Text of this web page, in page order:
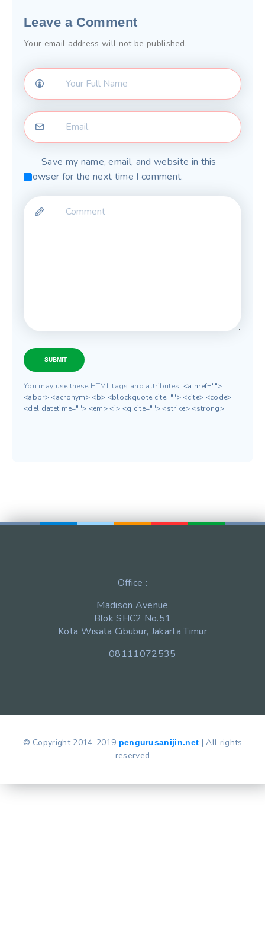
Leave a Comment
Your email address will not be published.
Save my name, email, and website in this
browser for the next time I comment.
SUBMIT
You may use these HTML tags and attributes:<a href="">
<abbr> <acronym> <b> <blockquote cite=""> <cite> <code>
<del datetime=""> <em> <i> <q cite=""> <strike> <strong>
Office :
Madison Avenue
Blok SHC2 No.51
Kota Wisata Cibubur, Jakarta Timur
08111072535
© Copyright 2014-2019 pengurusanijin.net | All rights
reserved